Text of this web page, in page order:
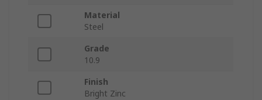
Material
Steel
Grade
10.9
Finish
Bright Zinc